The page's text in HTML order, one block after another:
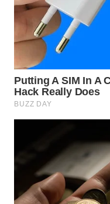
WN
NATUNA
BINTAN
WN
LIKUPANG
WN
LABUANBAJO